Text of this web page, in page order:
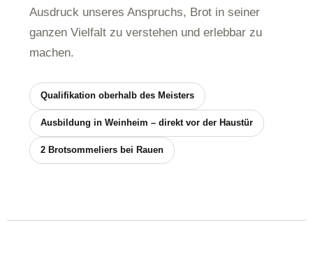
Ausdruck unseres Anspruchs, Brot in seiner
ganzen Vielfalt zu verstehen und erlebbar zu
machen.
Qualifikation oberhalb des Meisters
Ausbildung in Weinheim – direkt vor der Haustür
2 Brotsommeliers bei Rauen